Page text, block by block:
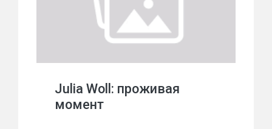
Julia Woll: проживая
момент